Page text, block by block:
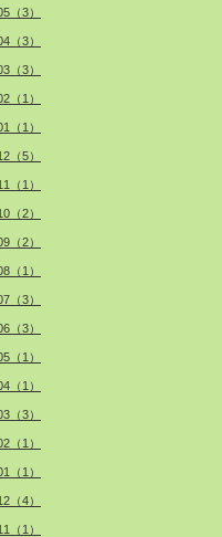
（3）
（3）
（3）
（1）
（1）
（5）
（1）
（2）
（2）
（1）
（3）
（3）
（1）
（1）
（3）
（1）
（1）
（4）
（1）